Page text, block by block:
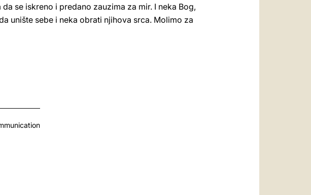
se iskreno i predano zauzima za mir. I neka Bog,
unište sebe i neka obrati njihova srca. Molimo za